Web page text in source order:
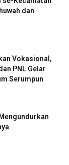
dan
Vokasional,
PNL Gelar
Serumpun